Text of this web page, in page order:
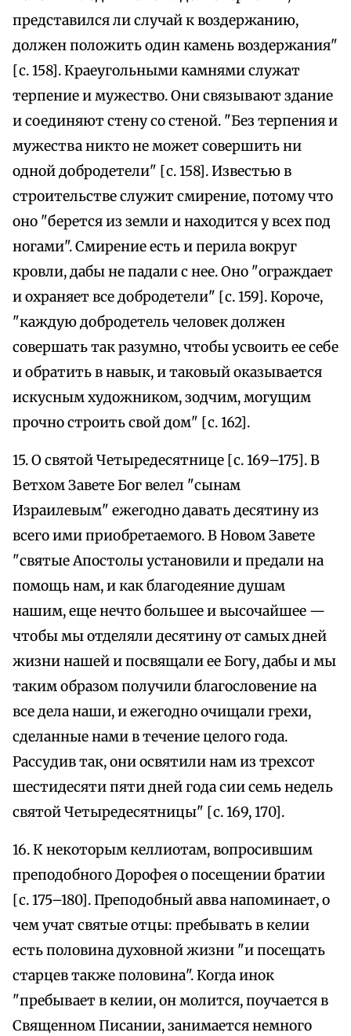
представился ли случай к воздержанию,
должен положить один камень воздержания"
[с. 158]. Краеугольными камнями служат
терпение и мужество. Они связывают здание
и соединяют стену со стеной. "Без терпения и
мужества никто не может совершить ни
одной добродетели" [с. 158]. Известью в
строительстве служит смирение, потому что
оно "берется из земли и находится у всех под
ногами". Смирение есть и перила вокруг
кровли, дабы не падали с нее. Оно "ограждает
и охраняет все добродетели" [с. 159]. Короче,
"каждую добродетель человек должен
совершать так разумно, чтобы усвоить ее себе
и обратить в навык, и таковый оказывается
искусным художником, зодчим, могущим
прочно строить свой дом" [с. 162].
15. О святой Четыредесятнице [с. 169–175]. В
Ветхом Завете Бог велел "сынам
Израилевым" ежегодно давать десятину из
всего ими приобретаемого. В Новом Завете
"святые Апостолы установили и предали на
помощь нам, и как благодеяние душам
нашим, еще нечто большее и высочайшее —
чтобы мы отделяли десятину от самых дней
жизни нашей и посвящали ее Богу, дабы и мы
таким образом получили благословение на
все дела наши, и ежегодно очищали грехи,
сделанные нами в течение целого года.
Рассудив так, они освятили нам из трехсот
шестидесяти пяти дней года сии семь недель
святой Четыредесятницы" [с. 169, 170].
16. К некоторым келлиотам, вопросившим
преподобного Дорофея о посещении братии
[с. 175–180]. Преподобный авва напоминает, о
чем учат святые отцы: пребывать в келии
есть половина духовной жизни "и посещать
старцев также половина". Когда инок
"пребывает в келии, он молится, поучается в
Священном Писании, занимается немного